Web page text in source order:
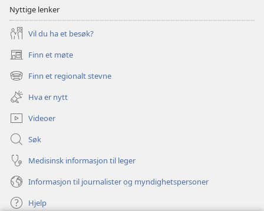
Nyttige lenker
Vil du ha et besøk?
Finn et møte
(åpner
nytt
vindu)
Finn et regionalt stevne
(åpner
nytt
vindu)
Hva er nytt
Videoer
Søk
Medisinsk informasjon til leger
Informasjon til journalister og myndighetspersoner
Hjelp